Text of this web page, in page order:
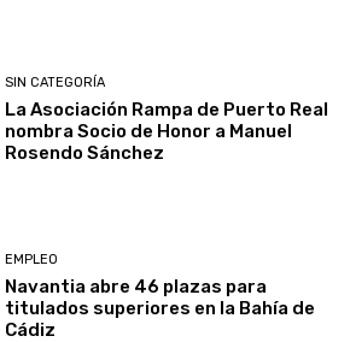
SIN CATEGORÍA
La Asociación Rampa de Puerto Real
nombra Socio de Honor a Manuel
Rosendo Sánchez
EMPLEO
Navantia abre 46 plazas para
titulados superiores en la Bahía de
Cádiz